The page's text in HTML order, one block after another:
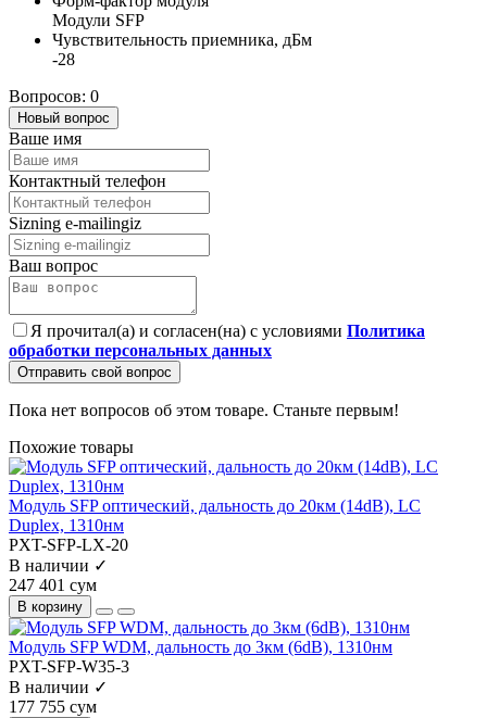
Модули SFP
Чувствительность приемника, дБм
-28
Вопросов: 0
Новый вопрос
Ваше имя
Контактный телефон
Sizning e-mailingiz
Ваш вопрос
Я прочитал(а) и согласен(на) с условиями Политика
обработки персональных данных
Отправить свой вопрос
Пока нет вопросов об этом товаре. Станьте первым!
Похожие товары
Модуль SFP оптический, дальность до 20км (14dB), LC
Duplex, 1310нм
PXT-SFP-LX-20
В наличии ✓
247 401 сум
В корзину
Модуль SFP WDM, дальность до 3км (6dB), 1310нм
PXT-SFP-W35-3
В наличии ✓
177 755 сум